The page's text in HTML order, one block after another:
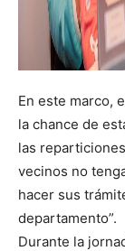
En este marco,
la chance de
las
vecinos no
hacer sus
departamento”.
Durante la